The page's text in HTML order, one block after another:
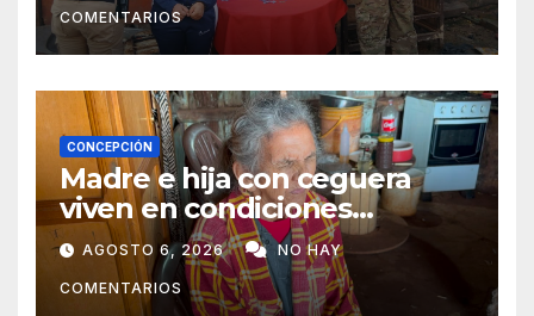
COMENTARIOS
CONCEPCIÓN
Madre e hija con ceguera
viven en condiciones
precarias y vecinos impulsan
campaña solidaria para
ayudarlas
AGOSTO 6, 2026 NO HAY
COMENTARIOS